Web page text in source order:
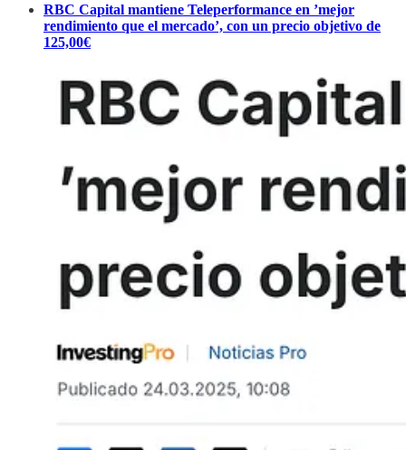
RBC Capital mantiene Teleperformance en ’mejor
rendimiento que el mercado’, con un precio objetivo de
125,00€